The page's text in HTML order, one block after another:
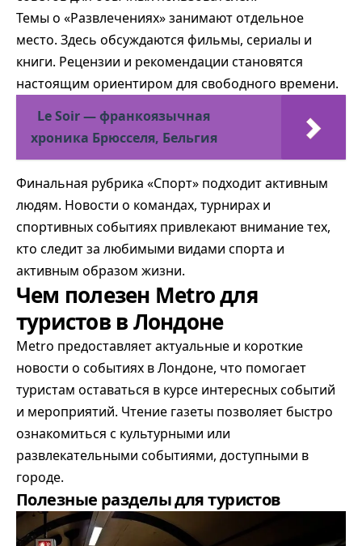
Темы о «Развлечениях» занимают отдельное
место. Здесь обсуждаются фильмы, сериалы и
книги. Рецензии и рекомендации становятся
настоящим ориентиром для свободного времени.
Le Soir — франкоязычная
хроника Брюсселя, Бельгия
Финальная рубрика «Спорт» подходит активным
людям. Новости о командах, турнирах и
спортивных событиях привлекают внимание тех,
кто следит за любимыми видами спорта и
активным образом жизни.
Чем полезен Metro для
туристов в Лондоне
Metro предоставляет актуальные и короткие
новости о событиях в Лондоне, что помогает
туристам оставаться в курсе интересных событий
и мероприятий. Чтение газеты позволяет быстро
ознакомиться с культурными или
развлекательными событиями, доступными в
городе.
Полезные разделы для туристов